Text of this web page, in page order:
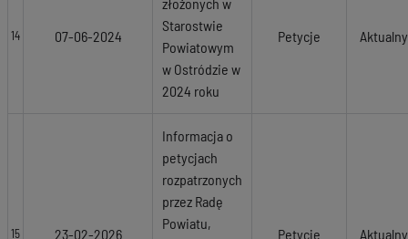
14 07-06-2024
Starostwie
Powiatowym
w Ostródzie w
2024 roku
Petycje Aktualny
15 23-02-2026
Informacja o
petycjach
rozpatrzonych
przez Radę
Powiatu,
Petycje Aktualny